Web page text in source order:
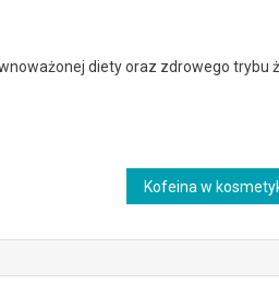
diety oraz zdrowego trybu